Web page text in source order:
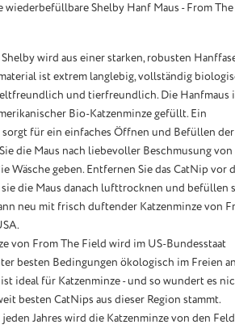
wiederbefüllbare Shelby Hanf Maus - From
wird aus einer starken, robusten
ist extrem langlebig, vollständig
und tierfreundlich. Die Hanfmaus
Bio-Katzenminze gefüllt. Ein
für ein einfaches Öffnen und Befüllen der
die Maus nach liebevoller Beschmusung
Wäsche geben. Entfernen Sie das CatNip vor
sie die Maus danach lufttrocknen und befüllen
neu mit frisch duftender Katzenminze von
von From The Field wird im US-Bundesstaat
besten Bedingungen ökologisch im Freien
ideal für Katzenminze - und so wundert es
besten CatNips aus dieser Region stammt.
Jahres wird die Katzenminze von den